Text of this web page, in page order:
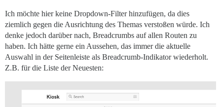
Ich möchte hier keine Dropdown-Filter hinzufügen, da dies
ziemlich gegen die Ausrichtung des Themas verstoßen würde. Ich
denke jedoch darüber nach, Breadcrumbs auf allen Routen zu
haben. Ich hätte gerne ein Aussehen, das immer die aktuelle
Auswahl in der Seitenleiste als Breadcrumb-Indikator wiederholt.
Z.B. für die Liste der Neuesten: